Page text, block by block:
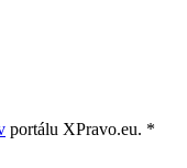
portálu XPravo.eu. *